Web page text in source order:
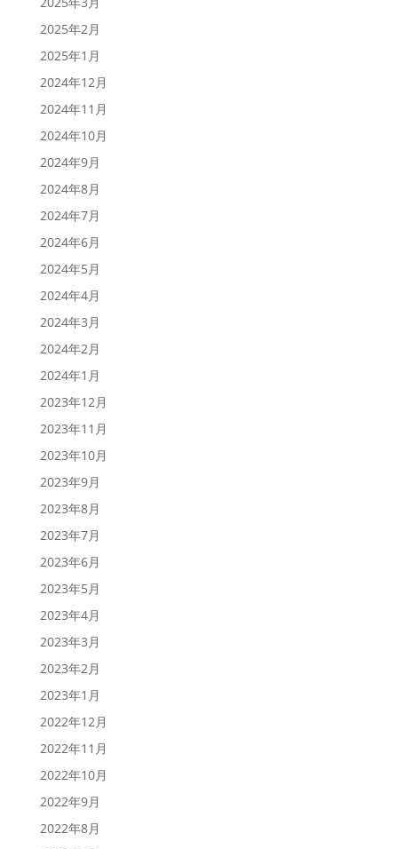
2025年2月
2025年1月
2024年12月
2024年11月
2024年10月
2024年9月
2024年8月
2024年7月
2024年6月
2024年5月
2024年4月
2024年3月
2024年2月
2024年1月
2023年12月
2023年11月
2023年10月
2023年9月
2023年8月
2023年7月
2023年6月
2023年5月
2023年4月
2023年3月
2023年2月
2023年1月
2022年12月
2022年11月
2022年10月
2022年9月
2022年8月